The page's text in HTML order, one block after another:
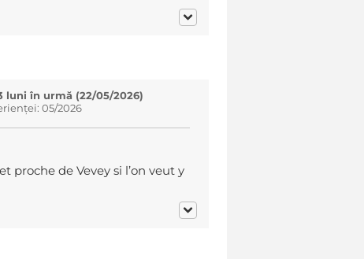
luni în urmă (22/05/2026)
05/2026
proche de Vevey si l’on veut y